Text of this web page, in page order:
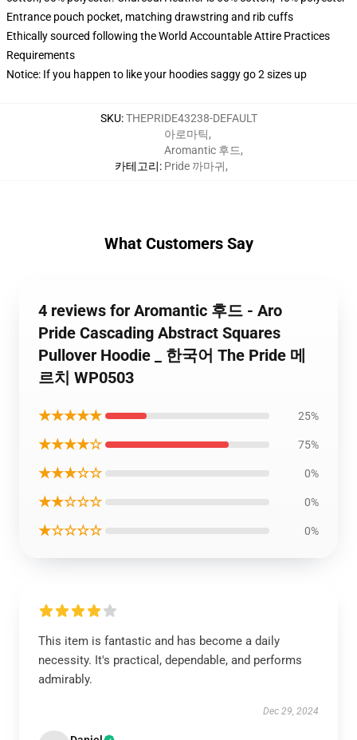
Entrance pouch pocket, matching drawstring and rib cuffs
Ethically sourced following the World Accountable Attire Practices
Requirements
Notice: If you happen to like your hoodies saggy go 2 sizes up
SKU:THEPRIDE43238-DEFAULT
카테고리:
아로마틱,
Aromantic 후드,
Pride 까마귀,
What Customers Say
4 reviews for Aromantic 후드 - Aro
Pride Cascading Abstract Squares
Pullover Hoodie _ 한국어 The Pride 메
르치 WP0503
★★★★★ 25%
★★★★☆ 75%
★★★☆☆ 0%
★★☆☆☆ 0%
★☆☆☆☆ 0%
This item is fantastic and has become a daily
necessity. It's practical, dependable, and performs
admirably.
Dec 29, 2024